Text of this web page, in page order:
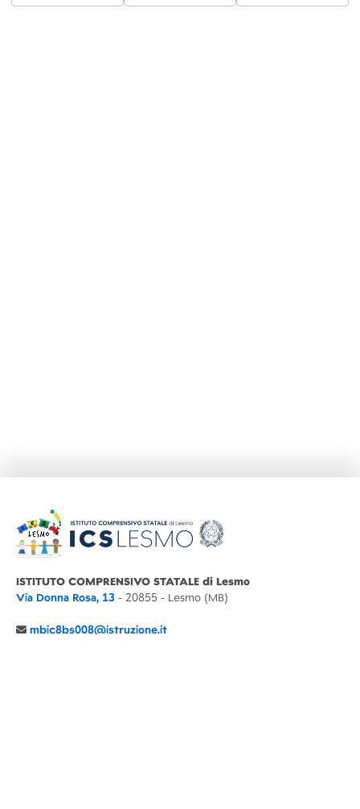
ISTITUTO COMPRENSIVO STATALE di Lesmo
Via Donna Rosa, 13 - 20855 - Lesmo (MB)
mbic8bs008@istruzione.it